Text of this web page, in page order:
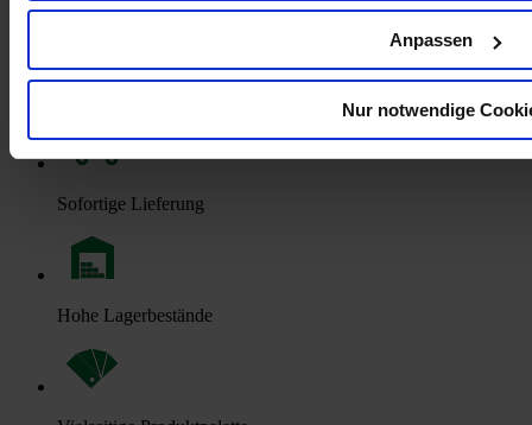
Anpassen
Nur notwendige
Sofortige Lieferung
Hohe Lagerbestände